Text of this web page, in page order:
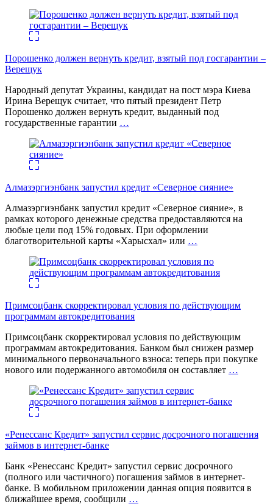
Порошенко должен вернуть кредит, взятый под госгарантии –
Верещук
Народный депутат Украины, кандидат на пост мэра Киева
Ирина Верещук считает, что пятый президент Петр
Порошенко должен вернуть кредит, выданный под
государственные гарантии …
Алмазэргиэнбанк запустил кредит «Северное сияние»
Алмазэргиэнбанк запустил кредит «Северное сияние», в
рамках которого денежные средства предоставляются на
любые цели под 15% годовых. При оформлении
благотворительной карты «Харысхал» или …
Примсоцбанк скорректировал условия по действующим
программам автокредитования
Примсоцбанк скорректировал условия по действующим
программам автокредитования. Банком был снижен размер
минимального первоначального взноса: теперь при покупке
нового или подержанного автомобиля он составляет …
«Ренессанс Кредит» запустил сервис досрочного погашения
займов в интернет-банке
Банк «Ренессанс Кредит» запустил сервис досрочного
(полного или частичного) погашения займов в интернет-
банке. В мобильном приложении данная опция появится в
ближайшее время, сообщили …